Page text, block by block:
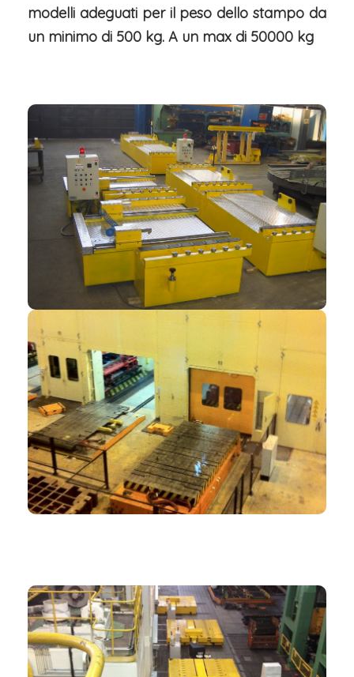
modelli adeguati per il peso dello stampo da
un minimo di 500 kg. A un max di 50000 kg